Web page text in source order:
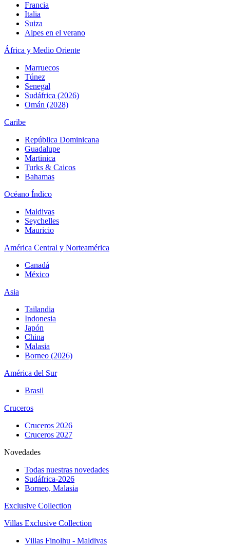
Francia
Italia
Suiza
Alpes en el verano
África y Medio Oriente
Marruecos
Túnez
Senegal
Sudáfrica (2026)
Omán (2028)
Caribe
República Dominicana
Guadalupe
Martinica
Turks & Caicos
Bahamas
Océano Índico
Maldivas
Seychelles
Mauricio
América Central y Norteamérica
Canadá
México
Asia
Tailandia
Indonesia
Japón
China
Malasia
Borneo (2026)
América del Sur
Brasil
Cruceros
Cruceros 2026
Cruceros 2027
Novedades
Todas nuestras novedades
Sudáfrica-2026
Borneo, Malasia
Exclusive Collection
Villas Exclusive Collection
Villas Finolhu - Maldivas